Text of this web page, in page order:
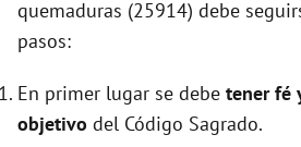
quemaduras (25914) debe
pasos:
En primer lugar se debe tener fé
objetivo del Código Sagrado.